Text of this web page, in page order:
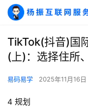
TikTok(抖音)国
(上)：选择住所
易码易学 2025年11月16
4 规划